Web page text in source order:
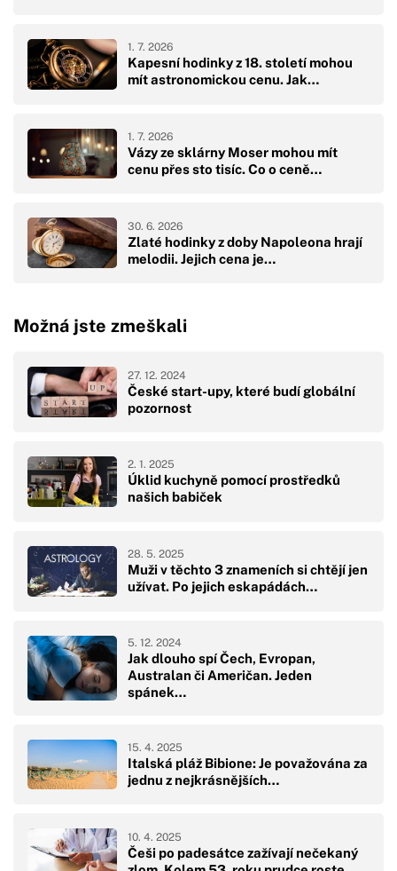
Kapesní hodinky z 18. století mohou
mít astronomickou cenu. Jak…
1. 7. 2026
Vázy ze sklárny Moser mohou mít
cenu přes sto tisíc. Co o ceně…
1. 7. 2026
Zlaté hodinky z doby Napoleona hrají
melodii. Jejich cena je…
30. 6. 2026
Možná jste zmeškali
České start-upy, které budí globální
pozornost
27. 12. 2024
Úklid kuchyně pomocí prostředků
našich babiček
2. 1. 2025
Muži v těchto 3 znameních si chtějí jen
užívat. Po jejich eskapádách…
28. 5. 2025
Jak dlouho spí Čech, Evropan,
Australan či Američan. Jeden
spánek…
5. 12. 2024
Italská pláž Bibione: Je považována za
jednu z nejkrásnějších…
15. 4. 2025
Češi po padesátce zažívají nečekaný
10. 4. 2025